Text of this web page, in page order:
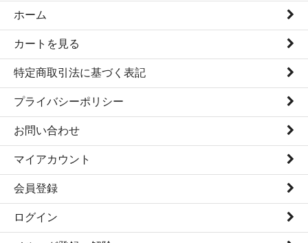
ホーム
カートを見る
特定商取引法に基づく表記
プライバシーポリシー
お問い合わせ
マイアカウント
会員登録
ログイン